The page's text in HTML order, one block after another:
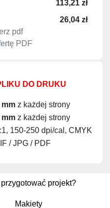
113,21 zł
26,04 zł
pdf
PDF
DO DRUKU
z każdej strony
z każdej strony
150-250 dpi/cal, CMYK
/ JPG / PDF
projekt?
Makiety